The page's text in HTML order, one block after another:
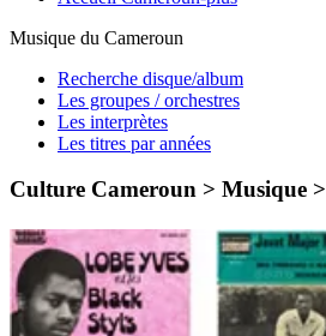
Musique du Cameroun
Recherche disque/album
Les groupes / orchestres
Les interprètes
Les titres par années
Culture Cameroun > Musique >